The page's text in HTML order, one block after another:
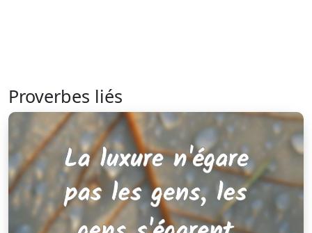
Proverbes liés